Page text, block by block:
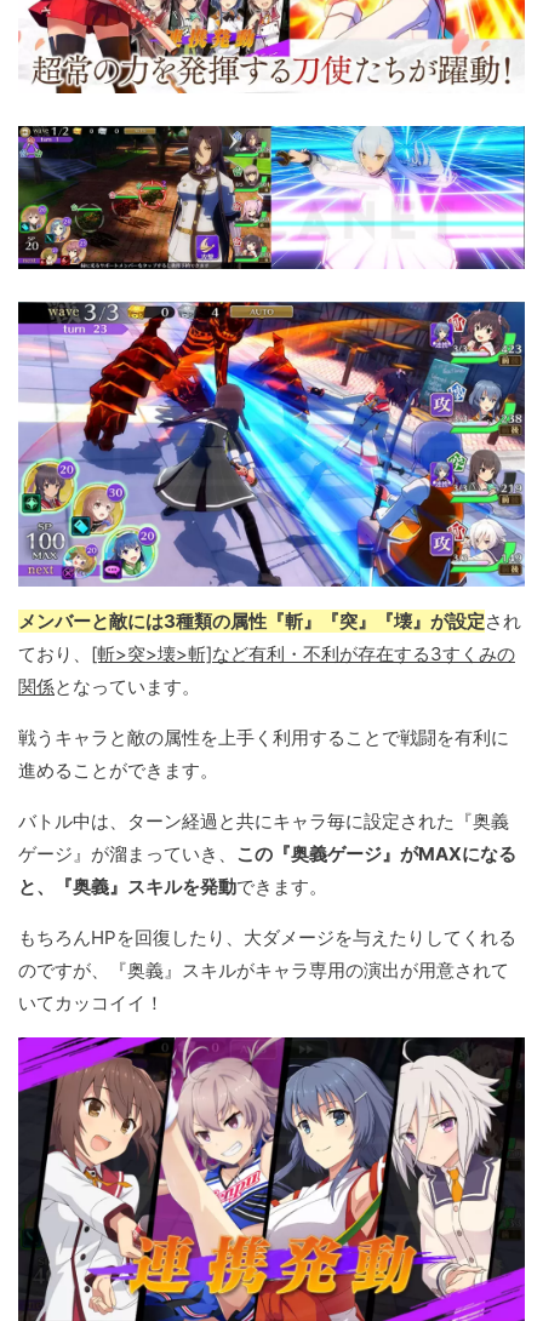
メンバーと敵には3種類の属性『斬』『突』『壊』が設定され
ており、 [斬>突>壊>斬]など有利・不利が存在する3すくみの
関係となっています。
戦うキャラと敵の属性を上手く利用することで戦闘を有利に
進めることができます。
バトル中は、ターン経過と共にキャラ毎に設定された『奥義
ゲージ』が溜まっていき、 この『奥義ゲージ』がMAXになる
と、『奥義』スキルを発動できます。
もちろんHPを回復したり、大ダメージを与えたりしてくれる
のですが、『奥義』スキルがキャラ専用の演出が用意されて
いてカッコイイ！